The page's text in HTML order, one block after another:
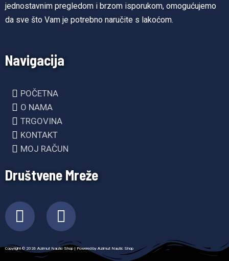
jednostavnim pregledom i brzom isporukom, omogućujemo
da sve što Vam je potrebno naručite s lakoćom.
Navigacija
POČETNA
O NAMA
TRGOVINA
KONTAKT
MOJ RAČUN
Društvene Mreže
F
a
c
I
n
s
Copyright © 2026 Azimut Nautic Shop | Powered by Azimut Nautic Shop